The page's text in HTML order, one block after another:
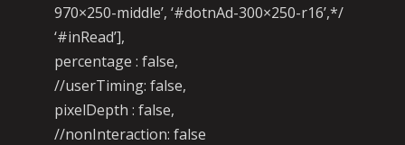
970×250-middle’, ‘#dotnAd-300×250-r16’,*/
‘#inRead’],
percentage : false,
//userTiming: false,
pixelDepth : false,
//nonInteraction: false